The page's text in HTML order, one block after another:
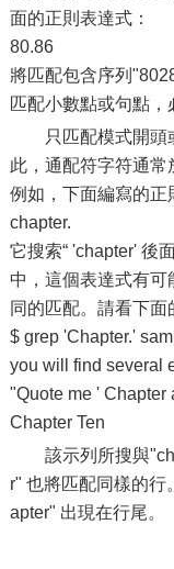
面的正則表達式：
80.86
將匹配包含序列
匹配小數點或句點，
只匹配模式開
此，通配符字符通常
例如，下面編寫的正
chapter.
它搜索“ 'chapter' 後
中，這個表達式有
同的匹配。請看下面
$ grep 'Chapter.'
you will find several
"Quote me ' Chapter
Chapter Ten
該示列所搜與
r" 也將匹配同樣的行
apter" 出現在行尾。